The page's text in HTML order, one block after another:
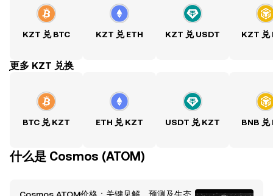
KZT 兑 BTC KZT 兑 ETH KZT 兑 USDT KZT 兑
ִִִִִִִִִִִִִִִִִִִִִִִִִִִִִִִִִִִִִִִִִִִִִִִִ更多 KZT 兑换
BTC 兑 KZT ETH 兑 KZT USDT 兑 KZT BNB 兑
什么是 Cosmos (ATOM)